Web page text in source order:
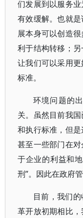
们发展到以服务
有效缓解。也就
展本身可以创造
利于结构转移；
让我们可以采用
标准。
环境问题的
关。虽然目前我
和执行标准，但
甚至一些部门在
于企业的利益和
刑”。因此在政府
目前，我们
革开放初期相比